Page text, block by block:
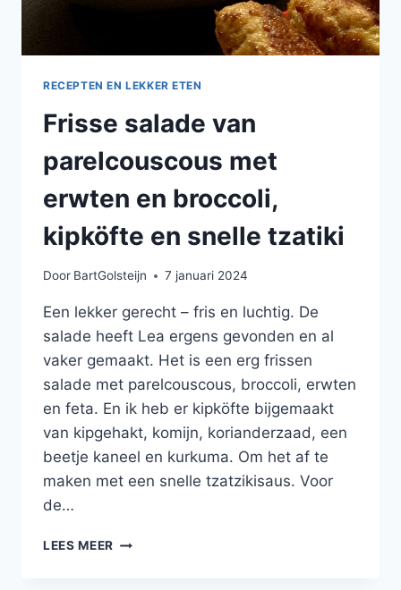
RECEPTEN EN LEKKER ETEN
Frisse salade van
parelcouscous met
erwten en broccoli,
kipköfte en snelle tzatiki
Door BartGolsteijn 7 januari 2024
Een lekker gerecht – fris en luchtig. De
salade heeft Lea ergens gevonden en al
vaker gemaakt. Het is een erg frissen
salade met parelcouscous, broccoli, erwten
en feta. En ik heb er kipköfte bijgemaakt
van kipgehakt, komijn, korianderzaad, een
beetje kaneel en kurkuma. Om het af te
maken met een snelle tzatzikisaus. Voor
de…
LEES MEER FRISSE